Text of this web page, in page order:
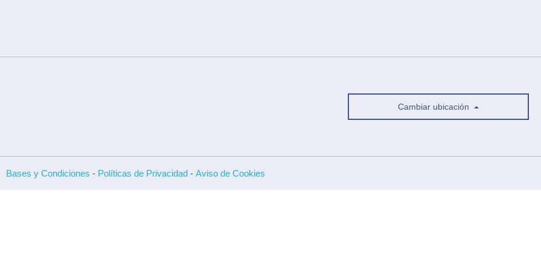
Cambiar ubicación
Bases y Condiciones - Políticas de Privacidad- Aviso de Cookies